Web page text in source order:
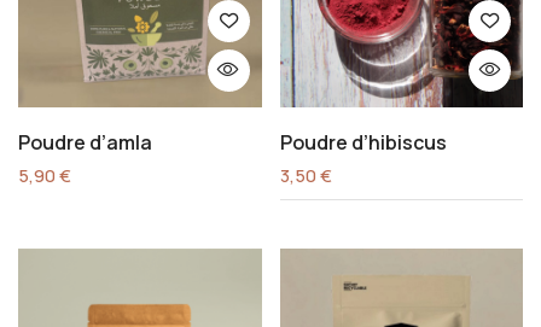
Poudre d’amla
5,90€
Poudre d’hibiscus
3,50€